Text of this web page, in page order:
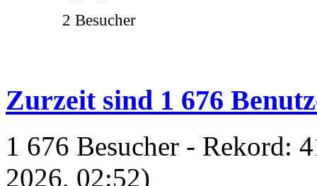
2 Besucher
Zurzeit sind 1 676
1 676 Besucher - Rekord:
2026, 02:52)